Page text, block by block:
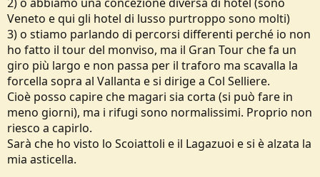
Veneto e qui gli hotel di lusso purtroppo sono molti)
3) o stiamo parlando di percorsi differenti perché io non
ho fatto il tour del monviso, ma il Gran Tour che fa un
giro più largo e non passa per il traforo ma scavalla la
forcella sopra al Vallanta e si dirige a Col Selliere.
Cioè posso capire che magari sia corta (si può fare in
meno giorni), ma i rifugi sono normalissimi. Proprio non
riesco a capirlo.
Sarà che ho visto lo Scoiattoli e il Lagazuoi e si è alzata la
mia asticella.